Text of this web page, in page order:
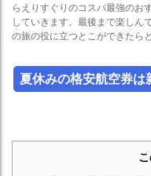
らえりすぐりのコスパ最強のお
していきます。最後まで楽しん
の旅の役に立つとこができたら
夏休みの格安航空券